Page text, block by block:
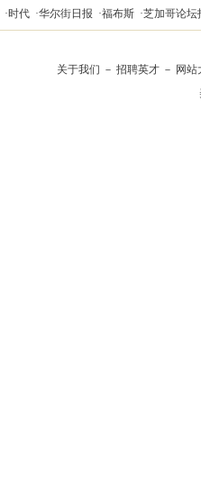
·时代 ·华尔街日报 ·福布斯 ·芝加哥论坛
关于我们 － 招聘英才 － 网站